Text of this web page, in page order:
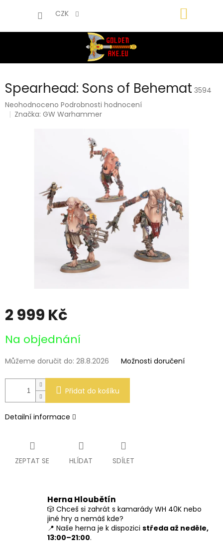
CZK
Spearhead: Sons of Behemat 3594
Průměrné
hodnocení
Neohodnoceno Podrobnosti hodnocení
Značka:GW Warhammer
2 999 Kč
cena:
Na objednání
Můžeme doručit do: 28.8.2026 Možnosti doručení
Přidat do košíku
Detailní informace
ZEPTAT SE HLÍDAT SDÍLET
Herna Hloubětín
🎲 Chceš si zahrát s kamarády WH 40K nebo
jiné hry a nemáš kde?
📍 Naše herna je k dispozici středa až neděle,
13:00–21:00.